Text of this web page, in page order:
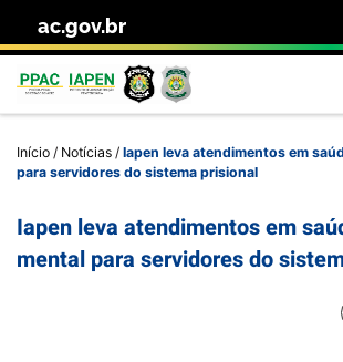
Skip to content
ac.gov.br
Início / Notícias / Iapen leva atendimentos em
para servidores do sistema prisional
Iapen leva atendimentos em
mental para servidores do